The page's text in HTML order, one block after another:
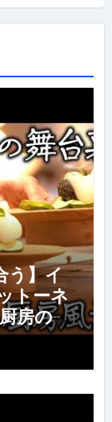
う】イ
トーネ
房の世
風景】